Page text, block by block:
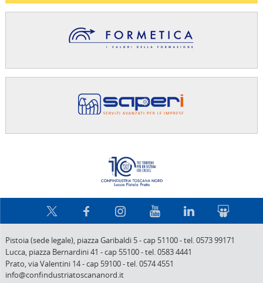
Pistoia (sede legale), piazza Garibaldi 5-cap 51100-tel. 0573 99171
Lucca, piazza Bernardini 41 -cap 55100-tel. 0583 4441
Prato,via Valentini 14-cap 59100-tel. 0574 4551
info@confindustriatoscananord.it